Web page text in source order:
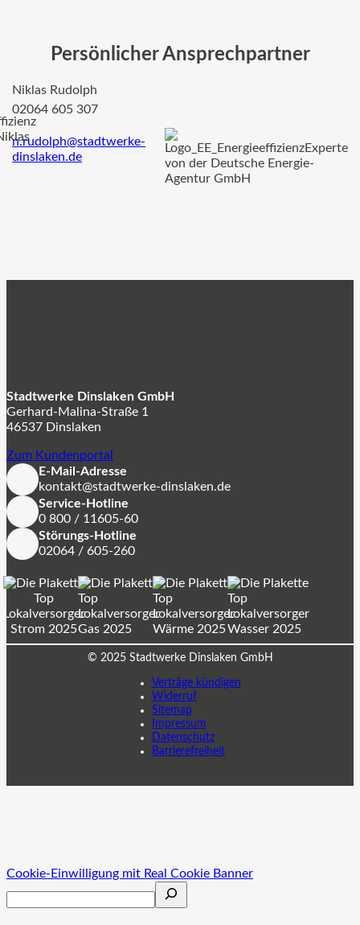
Persönlicher Ansprechpartner
Niklas Rudolph
02064 605 307
n.rudolph@stadtwerke-
dinslaken.de
Stadtwerke Dinslaken GmbH
Gerhard-Malina-Straße 1
46537 Dinslaken
Zum Kundenportal
E-Mail-Adresse
kontakt@stadtwerke-dinslaken.de
Service-Hotline
0 800 / 11605-60
Störungs-Hotline
02064 / 605-260
© 2025 Stadtwerke Dinslaken GmbH
Verträge kündigen
Widerruf
Sitemap
Impressum
Datenschutz
Barrierefreiheit
Cookie-Einwilligung mit Real Cookie Banner